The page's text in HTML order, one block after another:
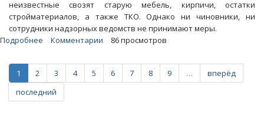
неизвестные свозят старую мебель, кирпичи, остатки
стройматериалов, а также ТКО. Однако ни чиновники, ни
сотрудники надзорных ведомств не принимают меры.
Подробнее
Неизвестные
превратили
помойку
Комментарии 86 просмотров
1 2 3 4 5 6 7 8 9 …
вперёд
последний